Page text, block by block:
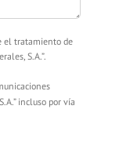
el tratamiento de
S.A.”.
incluso por vía